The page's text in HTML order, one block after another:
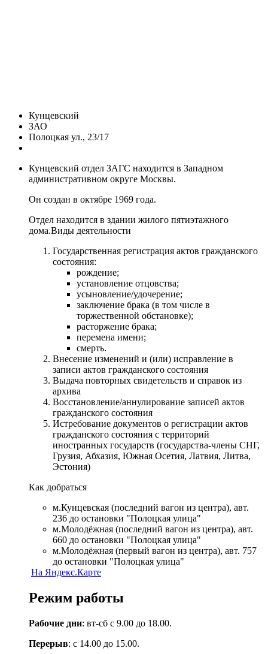
Кунцевский
ЗАО
Полоцкая ул., 23/17
Кунцевский отдел ЗАГС находится в Западном
административном округе Москвы.
Он создан в октябре 1969 года.
Отдел находится в здании жилого пятиэтажного
дома.Виды деятельности
Государственная регистрация актов гражданского
состояния:
рождение;
установление отцовства;
усыновление/удочерение;
заключение брака (в том числе в
торжественной обстановке);
расторжение брака;
перемена имени;
смерть.
Внесение изменений и (или) исправление в
записи актов гражданского состояния
Выдача повторных свидетельств и справок из
архива
Восстановление/аннулирование записей актов
гражданского состояния
Истребование документов о регистрации актов
гражданского состояния с территорий
иностранных государств (государства-члены СНГ,
Грузия, Абхазия, Южная Осетия, Латвия, Литва,
Эстония)
Как добраться
м.Кунцевская (последний вагон из центра), авт.
236 до остановки "Полоцкая улица"
м.Молодёжная (последний вагон из центра), авт.
660 до остановки "Полоцкая улица"
м.Молодёжная (первый вагон из центра), авт. 757
до остановки "Полоцкая улица"
На Яндекс.Карте
Режим работы
Рабочие дни: вт-сб с 9.00 до 18.00.
Перерыв: с 14.00 до 15.00.